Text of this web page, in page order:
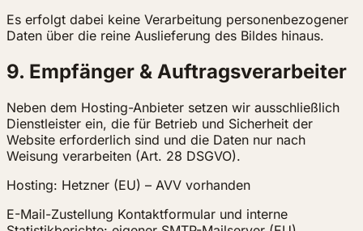
Es erfolgt dabei keine Verarbeitung personenbezogener
Daten über die reine Auslieferung des Bildes hinaus.
9. Empfänger & Auftragsverarbeiter
Neben dem Hosting-Anbieter setzen wir ausschließlich
Dienstleister ein, die für Betrieb und Sicherheit der
Website erforderlich sind und die Daten nur nach
Weisung verarbeiten (Art. 28 DSGVO).
Hosting: Hetzner (EU) – AVV vorhanden
E-Mail-Zustellung Kontaktformular und interne